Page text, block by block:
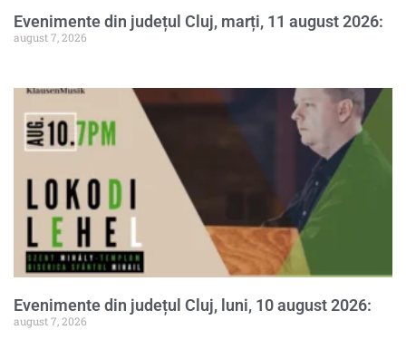
Evenimente din județul Cluj, marți, 11 august 2026:
august 7, 2026
Evenimente din județul Cluj, luni, 10 august 2026:
august 7, 2026